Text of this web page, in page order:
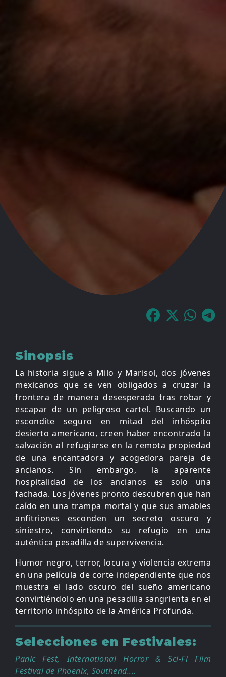
Sinopsis
La historia sigue a Milo y Marisol, dos jóvenes
mexicanos que se ven obligados a cruzar la
frontera de manera desesperada tras robar y
escapar de un peligroso cartel. Buscando un
escondite seguro en mitad del inhóspito
desierto americano, creen haber encontrado la
salvación al refugiarse en la remota propiedad
de una encantadora y acogedora pareja de
ancianos. Sin embargo, la aparente
hospitalidad de los ancianos es solo una
fachada. Los jóvenes pronto descubren que han
caído en una trampa mortal y que sus amables
anfitriones esconden un secreto oscuro y
siniestro, convirtiendo su refugio en una
auténtica pesadilla de supervivencia.
Humor negro, terror, locura y violencia extrema
en una película de corte independiente que nos
muestra el lado oscuro del sueño americano
convirtiéndolo en una pesadilla sangrienta en el
territorio inhóspito de la América Profunda.
Selecciones en Festivales:
Panic Fest, International Horror & Sci-Fi Film
Festival de Phoenix, Southend....